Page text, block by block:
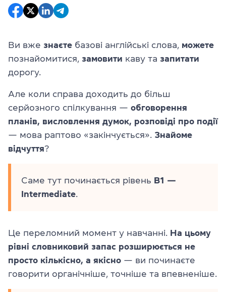
Ви вже знаєте базові англійські слова, можете
познайомитися, замовити каву та запитати
дорогу.
Але коли справа доходить до більш
серйозного спілкування — обговорення
планів, висловлення думок, розповіді про події
— мова раптово «закінчується». Знайоме
відчуття?
Саме тут починається рівень B1 —
Intermediate
Це переломний момент у навчанні. На цьому
рівні словниковий запас розширюється не
просто кількісно, а якісно — ви починаєте
говорити органічніше, точніше та впевненіше.